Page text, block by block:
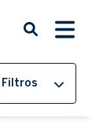
Filtros